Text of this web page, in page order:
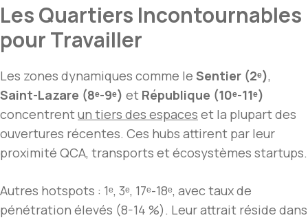
Les Quartiers Incontournables
pour Travailler
Les zones dynamiques comme le Sentier (2ᵉ),
Saint-Lazare (8ᵉ-9ᵉ) et République (10ᵉ-11ᵉ)
concentrentun tiers des espaces et la plupart des
ouvertures récentes. Ces hubs attirent par leur
proximité QCA, transports et écosystèmes startups.
Autres hotspots : 1ᵉ, 3ᵉ, 17ᵉ-18ᵉ, avec taux de
pénétration élevés (8-14 %). Leur attrait réside dans